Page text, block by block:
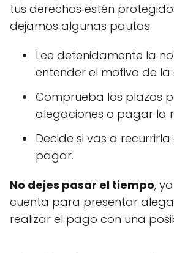
tus derechos estén
dejamos algunas pautas:
Lee detenidamente la
entender el motivo de la
Comprueba los plazos
alegaciones o pagar la
Decide si vas a recurrirla
pagar.
No dejes pasar el tiempo,
cuenta para presentar
realizar el pago con una